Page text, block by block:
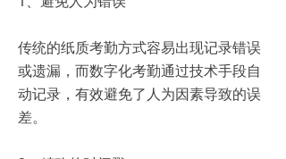
传统的纸质考勤方式容易出现记录错误
或遗漏，而数字化考勤通过技术手段自
动记录，有效避免了人为因素导致的误
差。